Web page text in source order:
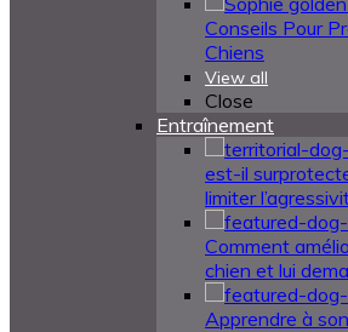
Conseils Pour
Chiens
View all
Close
Entraînement
est-il
limiter
Comment
chien et lui
Apprendre à